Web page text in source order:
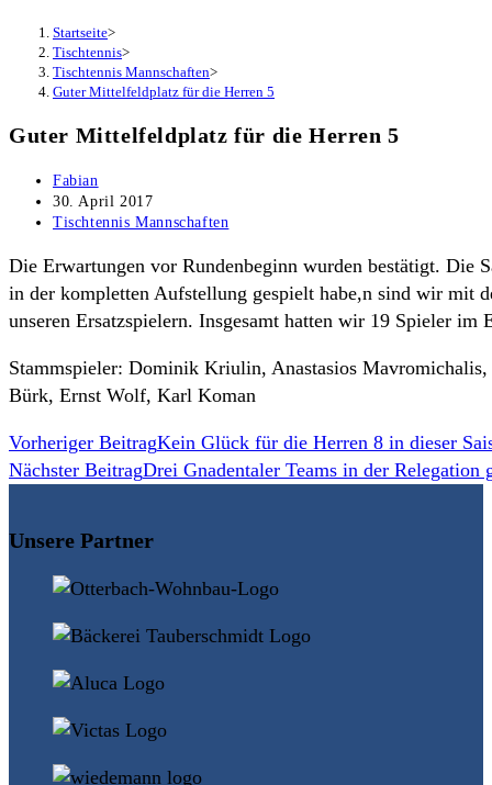
Startseite>
Tischtennis>
Tischtennis Mannschaften>
Guter Mittelfeldplatz für die Herren 5
Guter Mittelfeldplatz für die Herren 5
Beitrags-
Autor:
Fabian
Beitrag
veröffentlicht:
30. April 2017
Beitrags-
Tischtennis Mannschaften
Die Erwartungen vor Rundenbeginn wurden bestätigt. Die
in der kompletten Aufstellung gespielt habe,n sind wir mit
unseren Ersatzspielern. Insgesamt hatten wir 19 Spieler im
Stammspieler: Dominik Kriulin, Anastasios
Bürk, Ernst Wolf, Karl Koman
Weitere
Artikel
Vorheriger BeitragKein Glück für die Herren 8 in dieser
Nächster BeitragDrei Gnadentaler Teams in der Relegation
Unsere Partner